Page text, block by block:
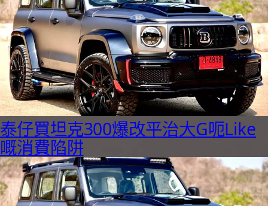
泰仔買坦克300爆改平治大G呃Like
嘅消費陷阱